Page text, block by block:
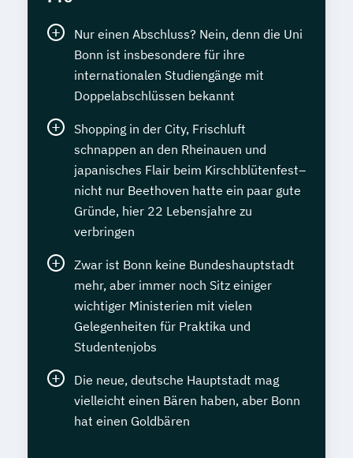
Nur einen Abschluss? Nein, denn die Uni
Bonn ist insbesondere für ihre
internationalen Studiengänge mit
Doppelabschlüssen bekannt
Shopping in der City, Frischluft
schnappen an den Rheinauen und
japanisches Flair beim Kirschblütenfest–
nicht nur Beethoven hatte ein paar gute
Gründe, hier 22 Lebensjahre zu
verbringen
Zwar ist Bonn keine Bundeshauptstadt
mehr, aber immer noch Sitz einiger
wichtiger Ministerien mit vielen
Gelegenheiten für Praktika und
Studentenjobs
Die neue, deutsche Hauptstadt mag
vielleicht einen Bären haben, aber Bonn
hat einen Goldbären